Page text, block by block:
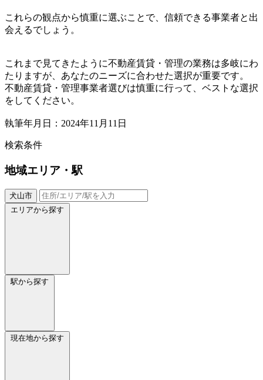
これらの観点から慎重に選ぶことで、信頼できる事業者と出
会えるでしょう。
これまで見てきたように不動産賃貸・管理の業務は多岐にわ
たりますが、あなたのニーズに合わせた選択が重要です。
不動産賃貸・管理事業者選びは慎重に行って、ベストな選択
をしてください。
執筆年月日：2024年11月11日
検索条件
地域エリア・駅
犬山市
エリアから探す
駅から探す
現在地から探す